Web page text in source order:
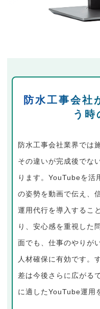
防水工事会社
う時
防水工事会社業界では
その違いが完成後でな
ります。YouTubeを活
の姿勢を動画で伝え、
運用代行を導入するこ
り、安心感を重視した
面でも、仕事のやりが
人材確保に有効です。
差は今後さらに広がる
に適したYouTube運用